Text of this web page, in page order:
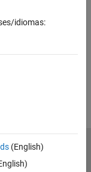
idiomas:
(English)
de las aplicaciones